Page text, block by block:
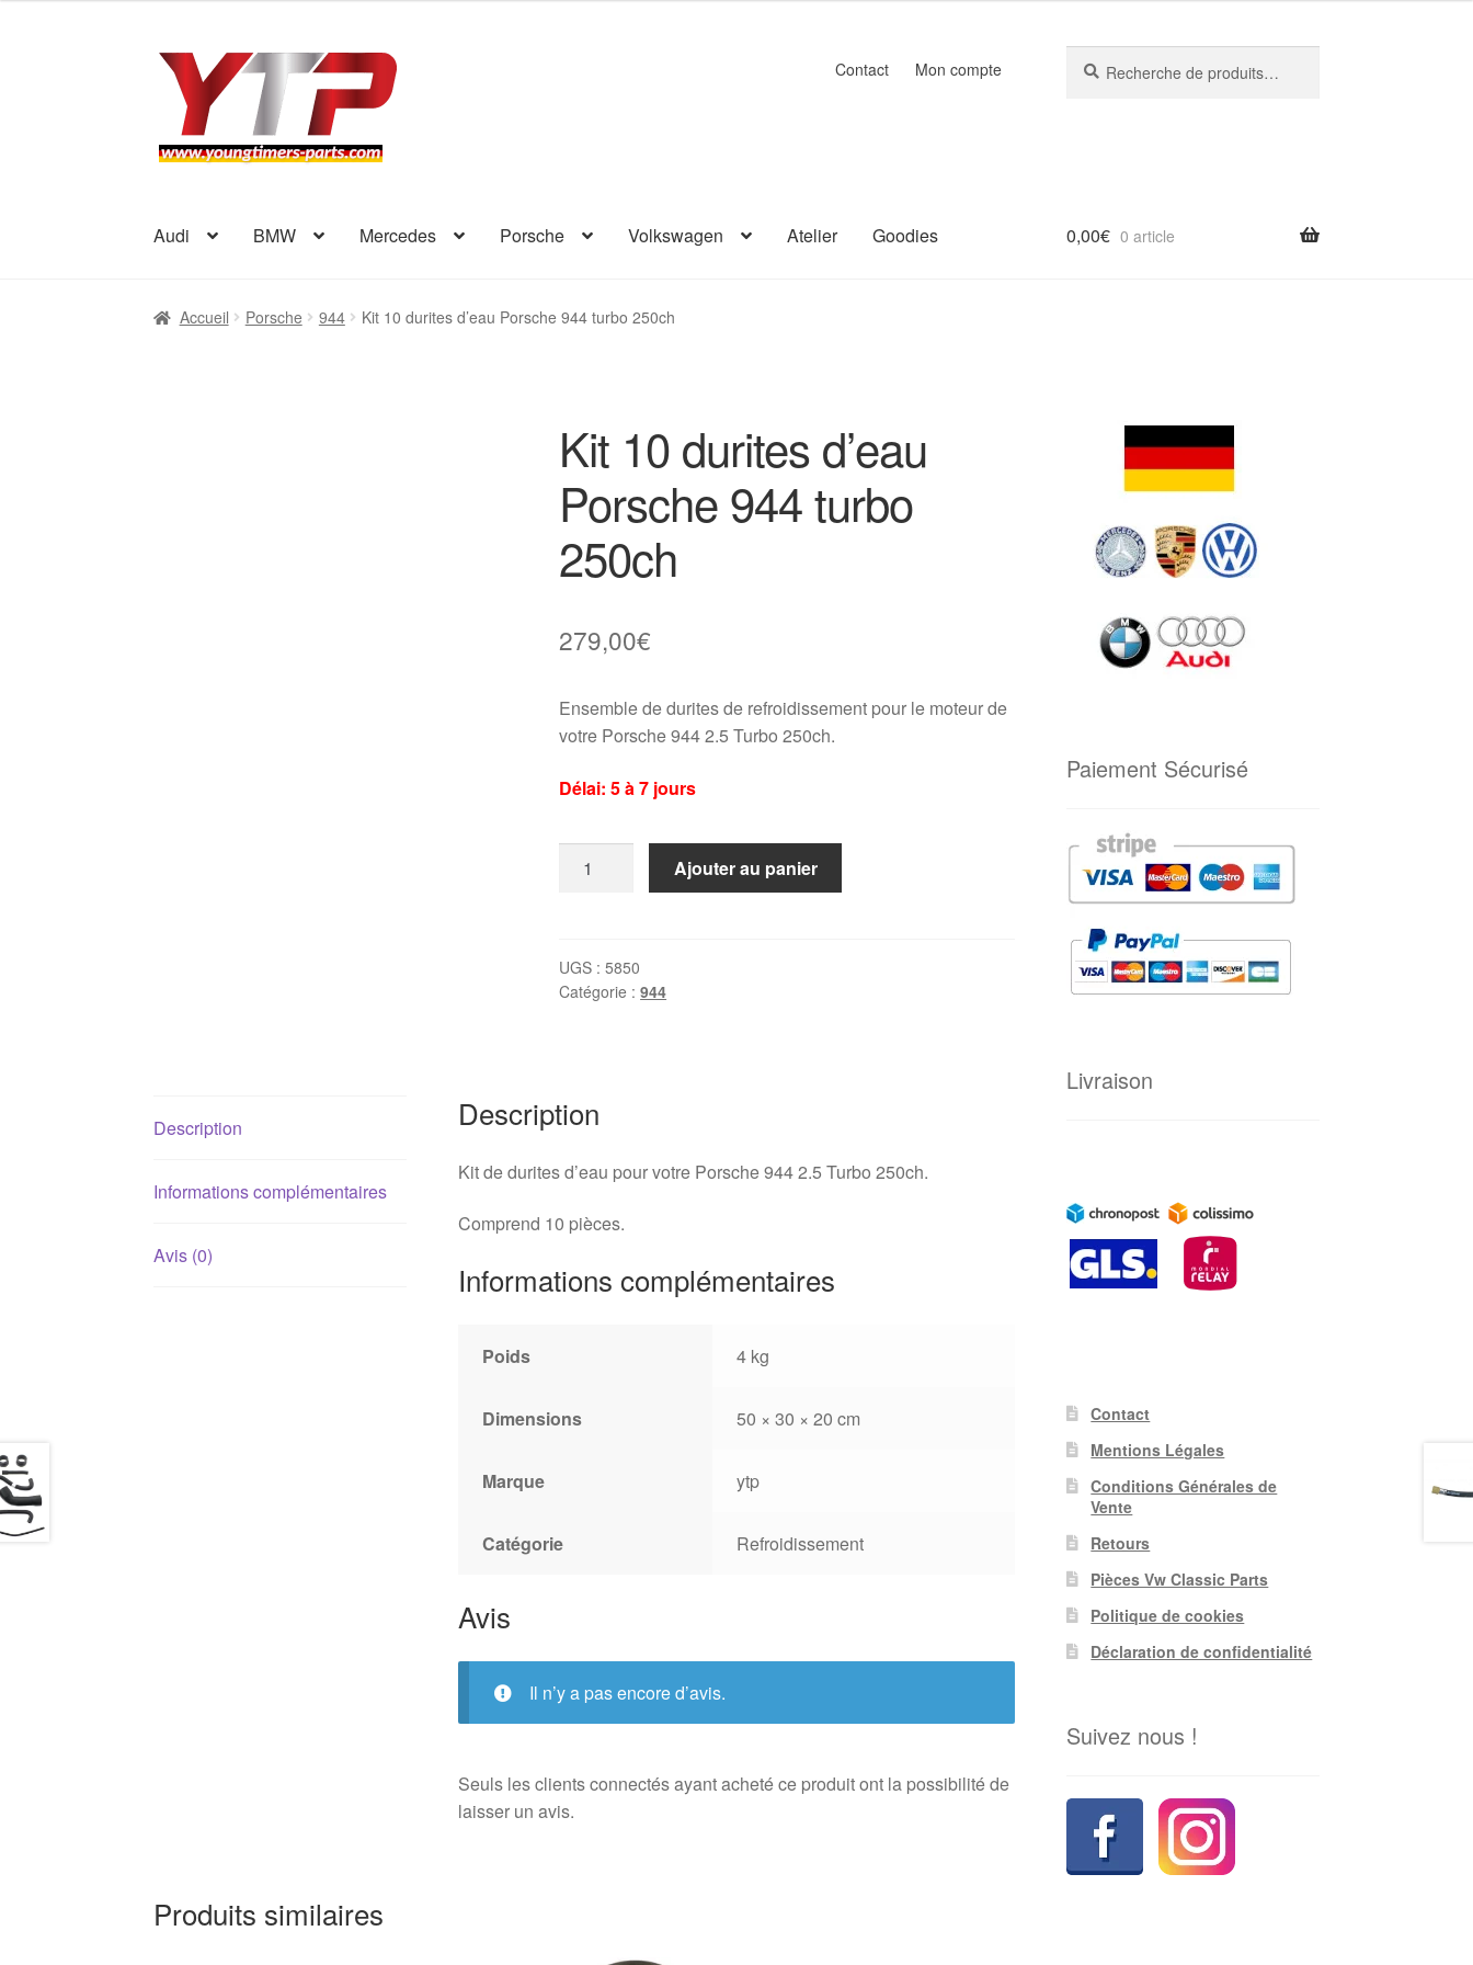
Aller
navigation
Aller
contenu
Contact Mon compte
pour :
Audi BMW Mercedes Porsche Volkswagen Atelier Goodies 0,00€ 0 article
Accueil Porsche 944 Kit 10 durites d’eau Porsche 944 turbo 250ch
Kit 10 durites d’eau
Porsche 944 turbo
250ch
279,00€
Ensemble de durites de refroidissement pour le moteur de
votre Porsche 944 2.5 Turbo 250ch.
Délai: 5 à 7 jours
durites
d'eau
250ch
Ajouter au panier
UGS :5850
Catégorie :944
Description
Informations complémentaires
Avis (0)
Description
Kit de durites d’eau pour votre Porsche 944 2.5 Turbo 250ch.
Comprend 10 pièces.
Informations complémentaires
Poids 4 kg
Dimensions 50 × 30 × 20 cm
Marque ytp
Catégorie Refroidissement
Avis
Il n’y a pas encore d’avis.
Seuls les clients connectés ayant acheté ce produit ont la possibilité de
laisser un avis.
Produits similaires
Paiement Sécurisé
Livraison
Contact
Mentions Légales
Conditions Générales de
Vente
Retours
Pièces Vw Classic Parts
Politique de cookies
Déclaration de confidentialité
Suivez nous !